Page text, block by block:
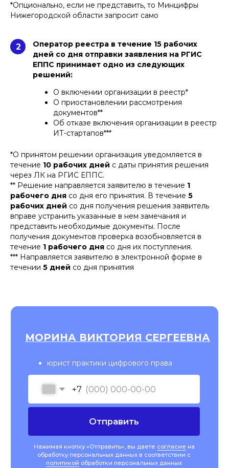
*Опционально, если не представить, то Минцифры
Нижегородской области запросит само
2
Оператор реестра в течение 15 рабочих
дней со дня отправки заявления на РГИС
ЕППС принимает одно из следующих
решений:
О включении организации в реестр*
О приостановлении рассмотрения
документов**
Об отказе включения организации в реестр
ИТ-стартапов***
*О принятом решении организация уведомляется в
течение 10 рабочих дней с даты принятия решения
через ЛК на РГИС ЕППС.
** Решение направляется заявителю в течение 1
рабочего дня со дня его принятия. В течение 5
рабочих дней со дня получения решения заявитель
вправе устранить указанные в нем замечания и
представить необходимые документы. После
получения документов проверка возобновляется в
течение 1 рабочего дня со дня их поступления.
*** Направляется заявителю в электронной форме в
течении 5 дней со дня принятия
ЮРИДИЧЕСКИХ НОВОСТЕЙ
Подписаться на рассылку
Нажимая кнопку «Подписаться на рассылку», вы
даете согласие на обработку персональных
данных в соответствии с
обработки
персональных данных